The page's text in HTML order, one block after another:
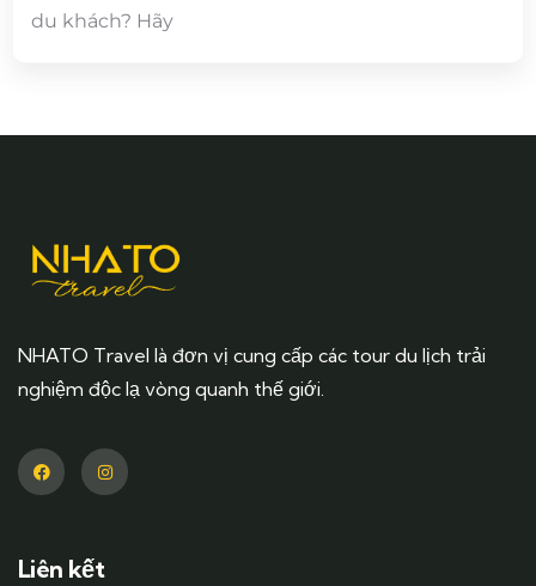
du khách? Hãy
NHATO Travel là đơn vị cung cấp các tour du lịch trải
nghiệm độc lạ vòng quanh thế giới.
Liên kết